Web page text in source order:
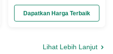
Bagasse Plates Kompos
Untuk Makan Siang
Dapatkan Harga Terbaik
Lihat Lebih Lanjut